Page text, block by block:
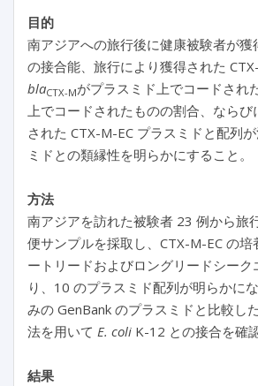
目的
南アジアへの旅行後に健康被験者が獲
の接合能、旅行により獲得された
blaCTX-Mがプラスミド上でコードされ
上でコードされたものの割合、ならび
された CTX-M-EC プラスミドと配列
ミドとの類縁性を明らかにすること。
方法
南アジアを訪れた被験者 23 例から旅
便サンプルを採取し、CTX-M-EC の培
ートリードおよびロングリードシーク
り、10 のプラスミド配列が明らかに
みの GenBank のプラスミドと比較し
法を用いて E. coli K-12 との接合を確
結果